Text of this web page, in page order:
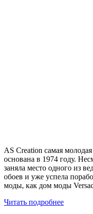
AS Creation самая
основана в 1974 году.
заняла место одного из
обоев и уже успела
моды, как дом моды
Читать подробнее